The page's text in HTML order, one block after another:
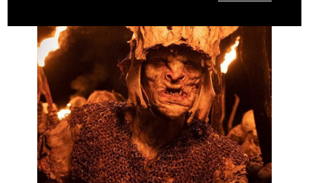
serialowym
„Władcy
Pierścieni”.
Pojawią
się
też
kobiety-
orkowie